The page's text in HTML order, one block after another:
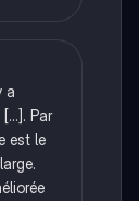
a
Par
est le